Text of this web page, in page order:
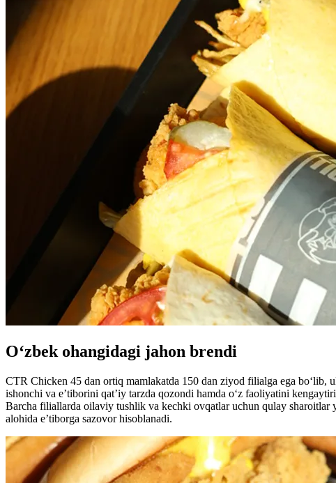
O‘zbek ohangidagi jahon brendi
CTR Chicken 45 dan ortiq mamlakatda 150 dan ziyod filialga ega bo‘lib,
ishonchi va e’tiborini qat’iy tarzda qozondi hamda o‘z faoliyatini
Barcha filiallarda oilaviy tushlik va kechki ovqatlar uchun qulay sharoitlar
alohida e’tiborga sazovor hisoblanadi.